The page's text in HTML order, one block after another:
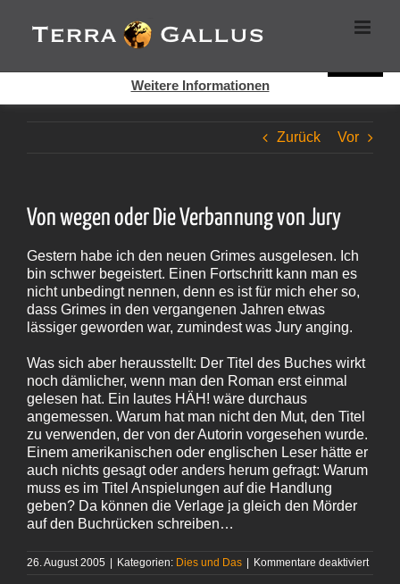
Inhalt
springen
Zurück Vor
Von wegen oder Die Verbannung von Jury
Gestern habe ich den neuen Grimes ausgelesen. Ich
bin schwer begeistert. Einen Fortschritt kann man es
nicht unbedingt nennen, denn es ist für mich eher so,
dass Grimes in den vergangenen Jahren etwas
lässiger geworden war, zumindest was Jury anging.
Was sich aber herausstellt: Der Titel des Buches wirkt
noch dämlicher, wenn man den Roman erst einmal
gelesen hat. Ein lautes HÄH! wäre durchaus
angemessen. Warum hat man nicht den Mut, den Titel
zu verwenden, der von der Autorin vorgesehen wurde.
Einem amerikanischen oder englischen Leser hätte er
auch nichts gesagt oder anders herum gefragt: Warum
muss es im Titel Anspielungen auf die Handlung
geben? Da können die Verlage ja gleich den Mörder
auf den Buchrücken schreiben…
26. August 2005 | Kategorien: Dies und Das | Kommentare deaktiviertfür
Cookies helfen auf auf dieser Seite bei der Bereitstellung der
Dienste. Durch die Nutzung dieser Webseite erklären Sie sich
Weitere Informationen